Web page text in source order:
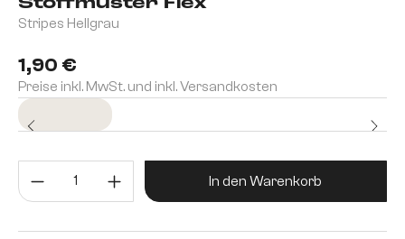
Stripes Hellgrau
1,90 €
Preise inkl. MwSt. und inkl. Versandkosten
Produkt Anzahl: Gib den
In den Warenkorb